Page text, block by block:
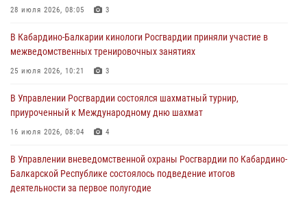
01 августа 2026, 00:10
Росгвардия обеспечивает безопасность граждан на южном
направлении
31 июля 2026, 09:22
Состоялась рабочая встреча директора Росгвардии Героя России
генерала армии Виктора Золотова с заместителем полномочного
представителя Президента Российской Федерации в Северо-
31 июля 2026, 06:45 1
Управление Росгвардии по Кабардино-Балкарской Республике
28 июля 2026, 08:05 3
В Кабардино-Балкарии кинологи Росгвардии приняли участие в
межведомственных тренировочных занятиях
25 июля 2026, 10:21 3
В Управлении Росгвардии состоялся шахматный турнир,
приуроченный к Международному дню шахмат
16 июля 2026, 08:04 4
В Управлении вневедомственной охраны Росгвардии по Кабардино-
Балкарской Республике состоялось подведение итогов
деятельности за первое полугодие